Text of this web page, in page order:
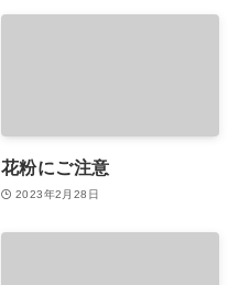
花粉にご注意
2023年2月28日